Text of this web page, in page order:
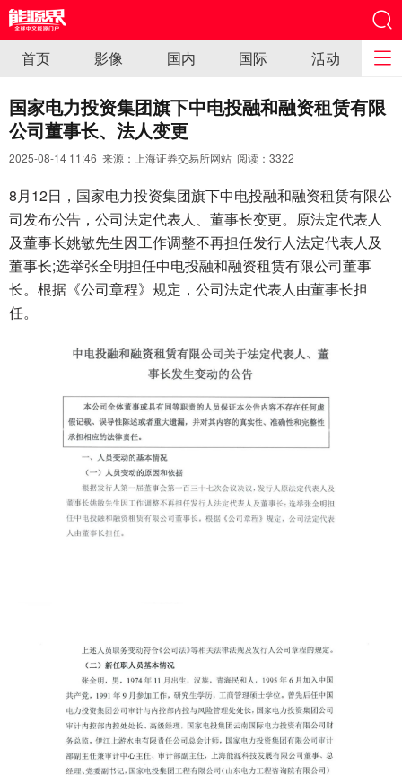
首页 影像 国内 国际 活动
国家电力投资集团旗下中电投融和融资租赁有限
公司董事长、法人变更
2025-08-14 11:46 来源：上海证券交易所网站 阅读： 3322
8月12日，国家电力投资集团旗下中电投融和融资租赁有限公
司发布公告，公司法定代表人、董事长变更。原法定代表人
及董事长姚敏先生因工作调整不再担任发行人法定代表人及
董事长;选举张全明担任中电投融和融资租赁有限公司董事
长。根据《公司章程》规定，公司法定代表人由董事长担
任。